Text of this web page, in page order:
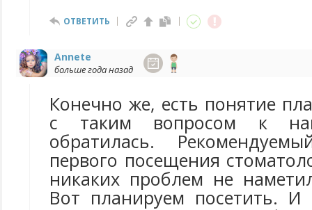
ОТВЕТИТЬ
Annete
больше года назад
Конечно же, есть понятие
с таким вопросом к
обратилась.
первого посещения
никаких проблем не
Вот планируем посетить. И